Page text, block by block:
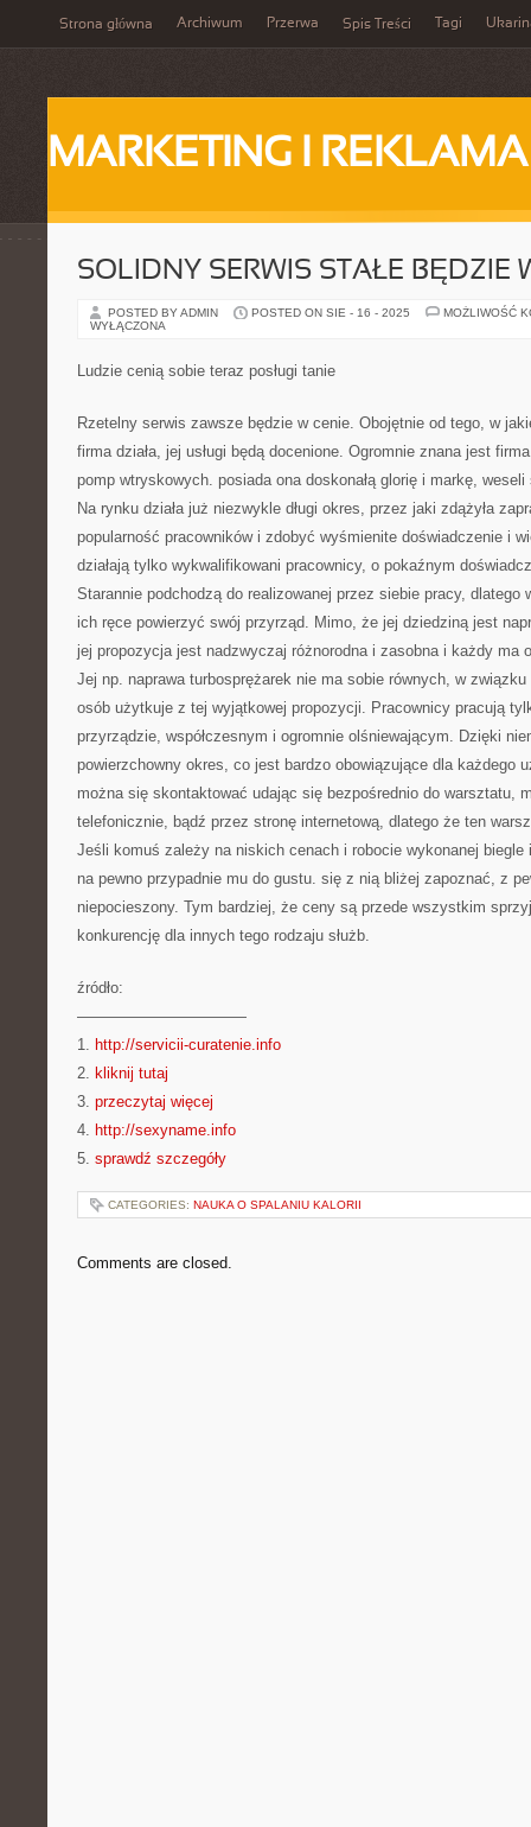
Strona główna Archiwum Przerwa Spis Treści Tagi
MARKETING I REKLAMA
SOLIDNY SERWIS STAŁE BĘDZIE
POSTED BY ADMIN POSTED ON SIE - 16 - 2025
MOŻLIWOŚĆ
WYŁĄCZONA
Ludzie cenią sobie teraz posługi tanie
Rzetelny serwis zawsze będzie w cenie. Obojętnie od tego, w
firma działa, jej usługi będą docenione. Ogromnie znana jest
pomp wtryskowych. posiada ona doskonałą glorię i markę,
Na rynku działa już niezwykle długi okres, przez jaki zdążyła
popularność pracowników i zdobyć wyśmienite doświadczenie i
działają tylko wykwalifikowani pracownicy, o pokaźnym
Starannie podchodzą do realizowanej przez siebie pracy,
ich ręce powierzyć swój przyrząd. Mimo, że jej dziedziną jest
jej propozycja jest nadzwyczaj różnorodna i zasobna i każdy ma
Jej np. naprawa turbosprężarek nie ma sobie równych, w
osób użytkuje z tej wyjątkowej propozycji. Pracownicy pracują
przyrządzie, współczesnym i ogromnie olśniewającym. Dzięki
powierzchowny okres, co jest bardzo obowiązujące dla każdego
można się skontaktować udając się bezpośrednio do warsztatu,
telefonicznie, bądź przez stronę internetową, dlatego że ten
Jeśli komuś zależy na niskich cenach i robocie wykonanej
na pewno przypadnie mu do gustu. się z nią bliżej zapoznać, z
niepocieszony. Tym bardziej, że ceny są przede wszystkim
konkurencję dla innych tego rodzaju służb.
źródło:
———————————
1. http://servicii-curatenie.info
2. kliknij tutaj
3. przeczytaj więcej
4. http://sexyname.info
5. sprawdź szczegóły
CATEGORIES: NAUKA O SPALANIU KALORII
Comments are closed.